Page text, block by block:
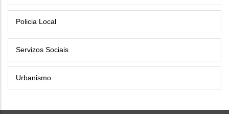
Policia Local
Servizos Sociais
Urbanismo